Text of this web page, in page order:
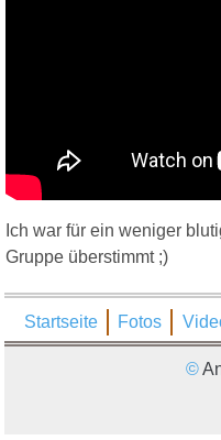
Ich war für ein weniger
Gruppe überstimmt ;)
Startseite Fotos
©